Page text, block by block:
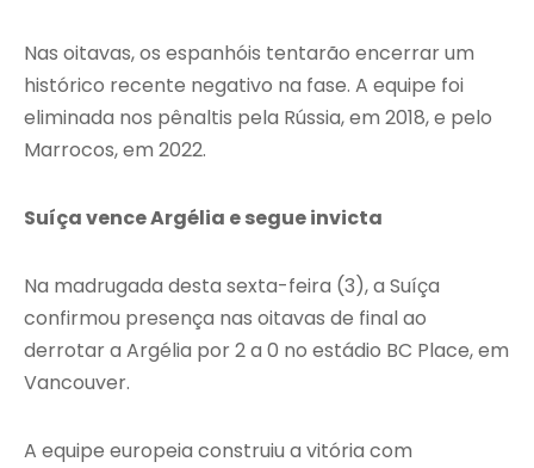
Nas oitavas, os espanhóis tentarão encerrar um
histórico recente negativo na fase. A equipe foi
eliminada nos pênaltis pela Rússia, em 2018, e pelo
Marrocos, em 2022.
Suíça vence Argélia e segue invicta
Na madrugada desta sexta-feira (3), a Suíça
confirmou presença nas oitavas de final ao
derrotar a Argélia por 2 a 0 no estádio BC Place, em
Vancouver.
A equipe europeia construiu a vitória com